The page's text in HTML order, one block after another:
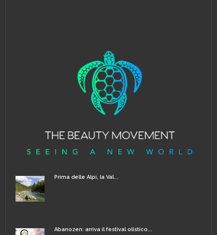
Prima delle Alpi, la Val...
Abanozen: arriva il festival olistico...